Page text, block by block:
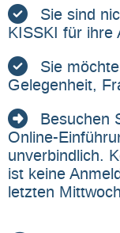
Sie sind
KISSKI für ihre
Sie
Gelegenheit,
Besuchen
Online-
unverbindlich.
ist keine
letzten